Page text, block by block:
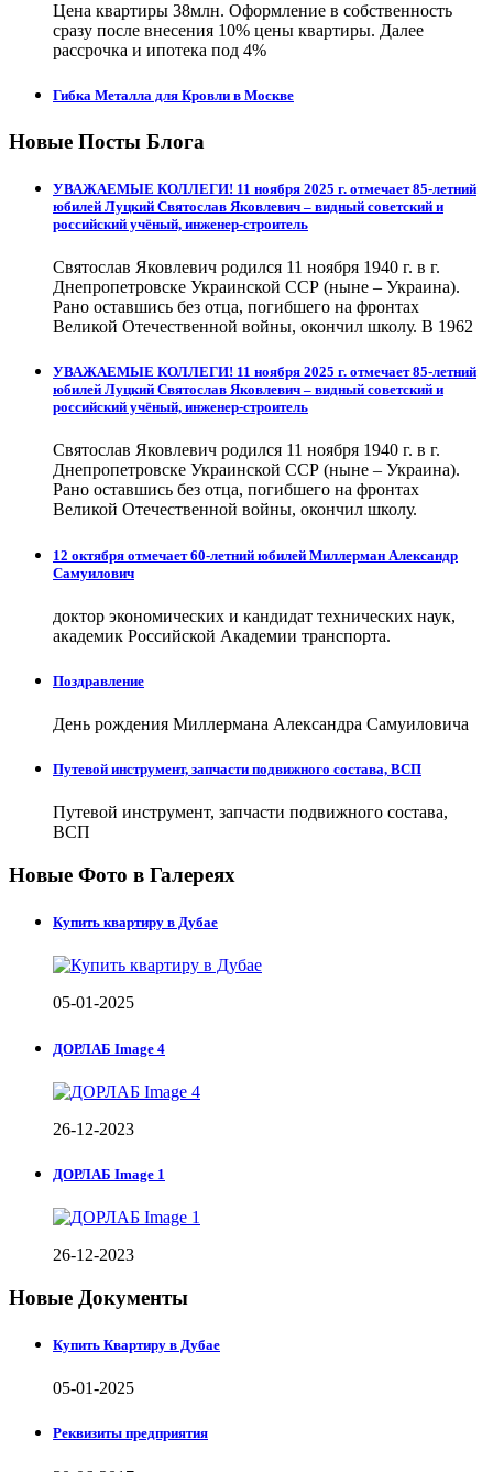
Цена квартиры 38млн. Оформление в собственность
сразу после внесения 10% цены квартиры. Далее
рассрочка и ипотека под 4%
Гибка Металла для Кровли в Москве
Новые Посты Блога
УВАЖАЕМЫЕ КОЛЛЕГИ! 11 ноября 2025 г. отмечает 85-летний
юбилей Луцкий Святослав Яковлевич – видный советский и
российский учёный, инженер-строитель
Святослав Яковлевич родился 11 ноября 1940 г. в г.
Днепропетровске Украинской ССР (ныне – Украина).
Рано оставшись без отца, погибшего на фронтах
Великой Отечественной войны, окончил школу. В 1962
УВАЖАЕМЫЕ КОЛЛЕГИ! 11 ноября 2025 г. отмечает 85-летний
юбилей Луцкий Святослав Яковлевич – видный советский и
российский учёный, инженер-строитель
Святослав Яковлевич родился 11 ноября 1940 г. в г.
Днепропетровске Украинской ССР (ныне – Украина).
Рано оставшись без отца, погибшего на фронтах
Великой Отечественной войны, окончил школу.
12 октября отмечает 60-летний юбилей Миллерман Александр
Самуилович
доктор экономических и кандидат технических наук,
академик Российской Академии транспорта.
Поздравление
День рождения Миллермана Александра Самуиловича
Путевой инструмент, запчасти подвижного состава, ВСП
Путевой инструмент, запчасти подвижного состава,
ВСП
Новые Фото в Галереях
Купить квартиру в Дубае
05-01-2025
ДОРЛАБ Image 4
26-12-2023
ДОРЛАБ Image 1
26-12-2023
Новые Документы
Купить Квартиру в Дубае
05-01-2025
Реквизиты предприятия